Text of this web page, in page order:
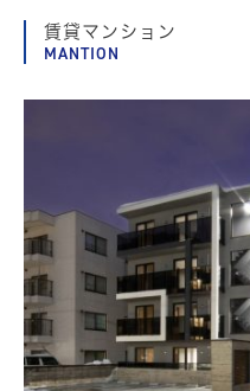
賃貸マンション
MANTION